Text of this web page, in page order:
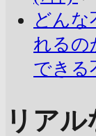
どんな
れるの
できる
リア